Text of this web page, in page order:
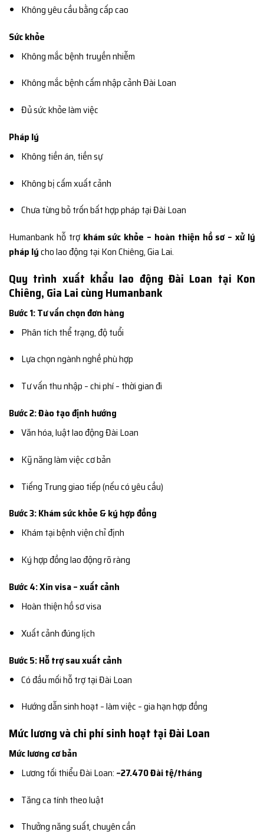
Không yêu cầu bằng cấp cao
Sức khỏe
Không mắc bệnh truyền nhiễm
Không mắc bệnh cấm nhập cảnh Đài Loan
Đủ sức khỏe làm việc
Pháp lý
Không tiền án, tiền sự
Không bị cấm xuất cảnh
Chưa từng bỏ trốn bất hợp pháp tại Đài Loan
Humanbank hỗ trợ khám sức khỏe – hoàn thiện hồ sơ – xử lý
pháp lýcho lao động tại Kon Chiêng, Gia Lai.
Quy trình xuất khẩu lao động Đài Loan tại Kon
Chiêng, Gia Lai cùng Humanbank
Bước 1: Tư vấn chọn đơn hàng
Phân tích thể trạng, độ tuổi
Lựa chọn ngành nghề phù hợp
Tư vấn thu nhập – chi phí – thời gian đi
Bước 2: Đào tạo định hướng
Văn hóa, luật lao động Đài Loan
Kỹ năng làm việc cơ bản
Tiếng Trung giao tiếp (nếu có yêu cầu)
Bước 3: Khám sức khỏe & ký hợp đồng
Khám tại bệnh viện chỉ định
Ký hợp đồng lao động rõ ràng
Bước 4: Xin visa – xuất cảnh
Hoàn thiện hồ sơ visa
Xuất cảnh đúng lịch
Bước 5: Hỗ trợ sau xuất cảnh
Có đầu mối hỗ trợ tại Đài Loan
Hướng dẫn sinh hoạt – làm việc – gia hạn hợp đồng
Mức lương và chi phí sinh hoạt tại Đài Loan
Mức lương cơ bản
Lương tối thiểu Đài Loan: ~27.470 Đài tệ/tháng
Tăng ca tính theo luật
Thưởng năng suất, chuyên cần